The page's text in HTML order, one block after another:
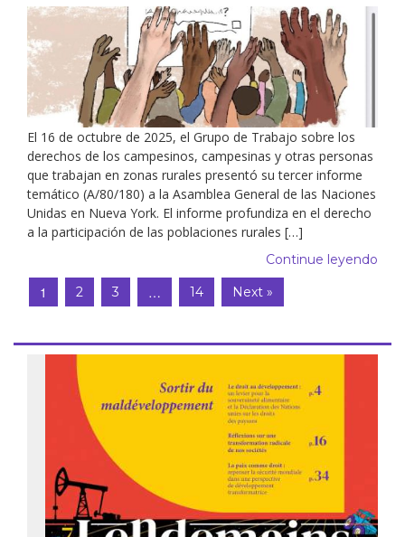
El 16 de octubre de 2025, el Grupo de Trabajo sobre los
derechos de los campesinos, campesinas y otras personas
que trabajan en zonas rurales presentó su tercer informe
temático (A/80/180) a la Asamblea General de las Naciones
Unidas en Nueva York. El informe profundiza en el derecho
a la participación de las poblaciones rurales […]
Continue leyendo
1 2 3 … 14 Next »